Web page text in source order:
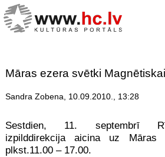
Māras ezera svētki
Sandra Zobena, 10.09.2010., 13:28
Sestdien, 11. septembrī
izpilddirekcija aicina uz Māras
plkst.11.00 – 17.00.